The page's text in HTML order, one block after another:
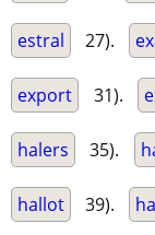
estral 27).
export 31).
halers 35).
hallot 39).